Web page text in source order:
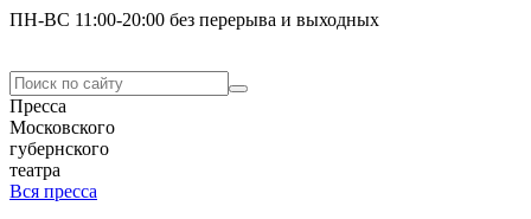
ПН-ВС 11:00-20:00 без перерыва и выходных
Пресса
Московского
губернского
театра
Вся пресса